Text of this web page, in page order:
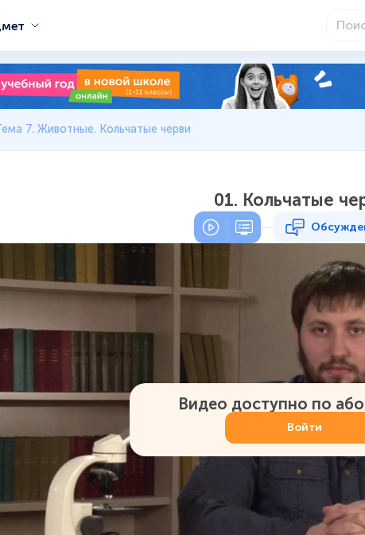
7. Животные. Кольчатые черви
01. Кольчатые
Видео доступно по
Войти